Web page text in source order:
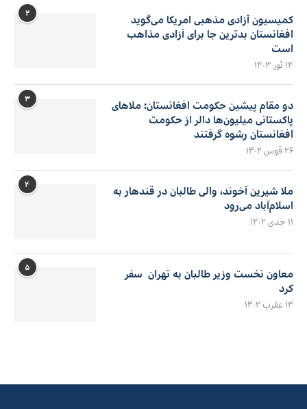
۲
کمیسیون آزادی مذهبی امریکا می‌گوید
افغانستان بدترین جا برای آزادی مذاهب
است
۱۴ ثور ۱۴۰۳
۳
دو مقام پیشین حکومت افغانستان: ملاهای
پاکستانی میلیون‌ها دالر از حکومت
افغانستان رشوه گرفتند
۲۶ قوس ۱۴۰۲
۴
ملا شیرین آخوند، والی طالبان در قندهار به
اسلام‌آباد می‌رود
۱۱ جدی ۱۴۰۲
۵
معاون نخست وزیر طالبان به تهران سفر
کرد
۱۴ عقرب ۱۴۰۲